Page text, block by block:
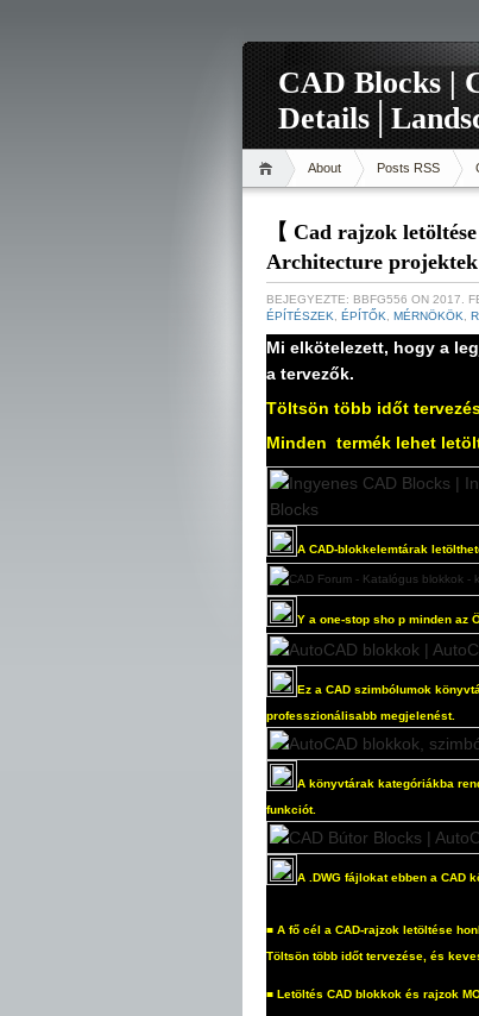
CAD Blocks |
About Posts RSS
【 Cad rajzok
Architecture
BEJEGYEZTE: BBFG556 ON 2017.
ÉPÍTÉSZEK
ÉPÍTŐK MÉRNÖKÖK
Mi elkötelezett, hogy a
a tervezők.
Töltsön több időt
Minden termék lehet
A CAD-blokkelemtárak
Y a one-stop sho p minden az
Ez a CAD szimbólumok
professzionálisabb megjelenést.
A könyvtárak kategóriákba
funkciót.
A .DWG fájlokat ebben a CAD
■ A fő cél a CAD-rajzok letöltése
Töltsön több időt tervezése, és
■ Letöltés CAD blokkok és rajzok